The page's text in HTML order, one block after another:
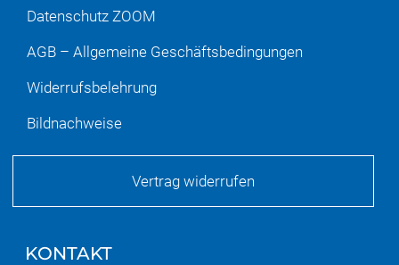
Datenschutz ZOOM
AGB – Allgemeine Geschäftsbedingungen
Widerrufsbelehrung
Bildnachweise
Vertrag widerrufen
KONTAKT